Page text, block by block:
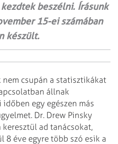
beszélni. Írásunk
15-ei számában
készült.
nem csupán a statisztikákat
állnak
egy egészen más
Dr. Drew Pinsky
ad tanácsokat,
8 éve egyre több szó esik a